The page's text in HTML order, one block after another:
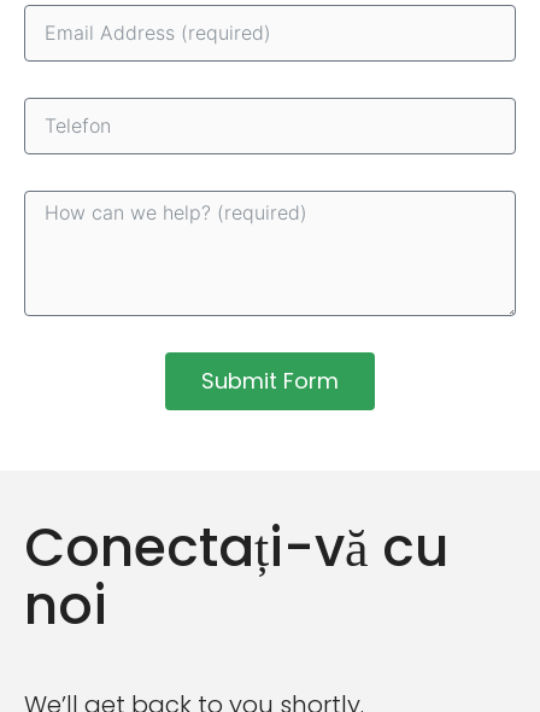
Submit Form
t
e
r
n
t
Conectați-vă cu
noi
We’ll get back to you shortly.